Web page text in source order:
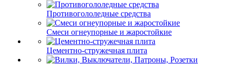
Противогололедные средства
Смеси огнеупорные и жаростойкие
Цементно-стружечная плита